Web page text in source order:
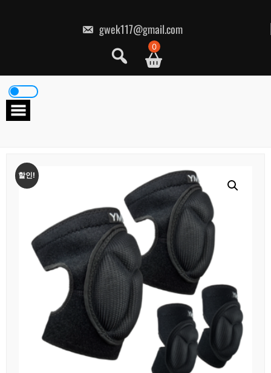
gwek117@gmail.com
0
할인!